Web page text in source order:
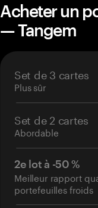
Acheter un
— Tangem
Set de 3 cartes
Plus sûr
Set de 2 cartes
Abordable
2e lot à -50 %
Meilleur rapport
portefeuilles froids